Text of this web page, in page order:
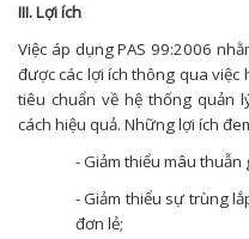
III. Lợi ích
Việc áp dụng PAS 99:2006
được các lợi ích thông qua việc
tiêu chuẩn về hệ thống quản
cách hiệu quả. Những lợi ích
- Giảm thiểu mâu
- Giảm thiểu sự trùng
đơn lẻ;